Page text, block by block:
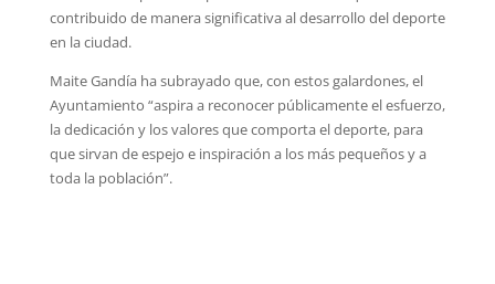
contribuido de manera significativa al desarrollo del deporte
en la ciudad.
Maite Gandía ha subrayado que, con estos galardones, el
Ayuntamiento “aspira a reconocer públicamente el esfuerzo,
la dedicación y los valores que comporta el deporte, para
que sirvan de espejo e inspiración a los más pequeños y a
toda la población”.